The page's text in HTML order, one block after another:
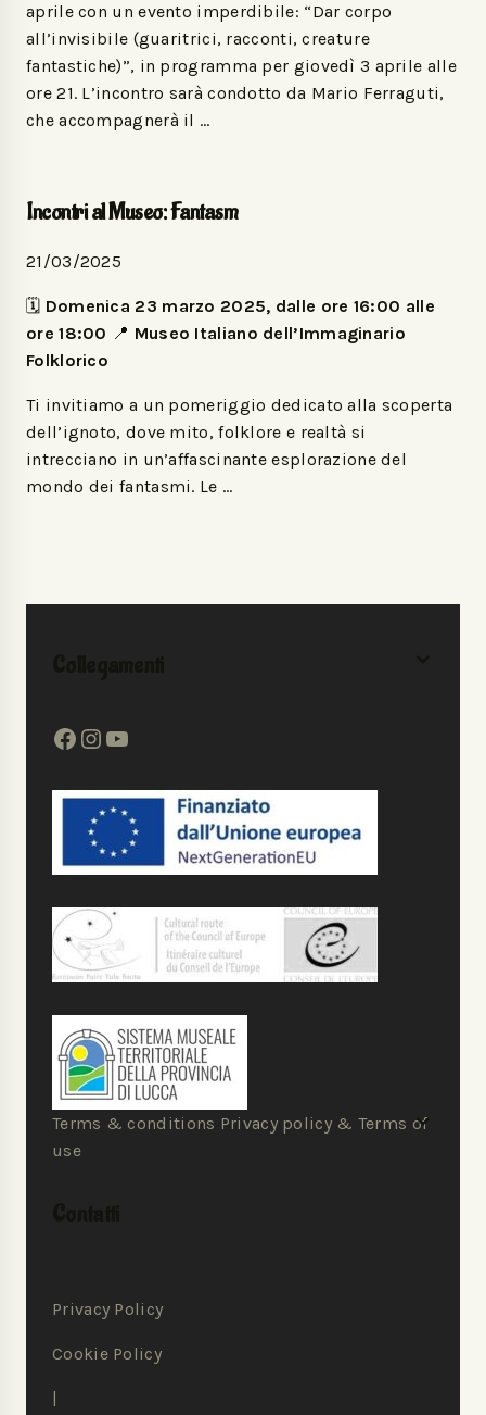
aprile con un evento imperdibile: “Dar corpo
all’invisibile (guaritrici, racconti, creature
fantastiche)”, in programma per giovedì 3 aprile alle
ore 21. L’incontro sarà condotto da Mario Ferraguti,
che accompagnerà il …
Incontri al Museo: Fantasm
21/03/2025
🗓️ Domenica 23 marzo 2025, dalle ore 16:00 alle
ore 18:00 📍 Museo Italiano dell’Immaginario
Folklorico
Ti invitiamo a un pomeriggio dedicato alla scoperta
dell’ignoto, dove mito, folklore e realtà si
intrecciano in un’affascinante esplorazione del
mondo dei fantasmi. Le …
Terms & conditions Privacy policy & Terms of
use
Privacy Policy
Cookie Policy
|